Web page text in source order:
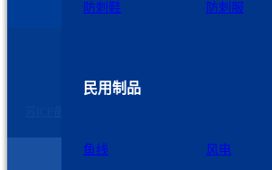
防刺鞋 防刺服
民用制品
鱼线 风电
苏公网安备 32060102320739号